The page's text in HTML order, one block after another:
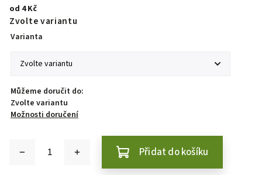
od 4 Kč
Zvolte variantu
Varianta
Můžeme doručit do:
Zvolte variantu
Možnosti doručení
Přidat do košíku